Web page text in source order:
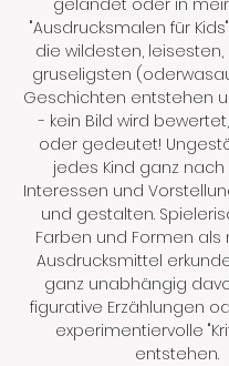
"Ausdrucksmalen für
die wildesten,
gruseligsten
Geschichten entstehen
- kein Bild wird
oder gedeutet!
jedes Kind ganz
Interessen und
und gestalten.
Farben und Formen als
Ausdrucksmittel
ganz unabhängig
figurative Erzählungen
experimentiervolle
entstehen.